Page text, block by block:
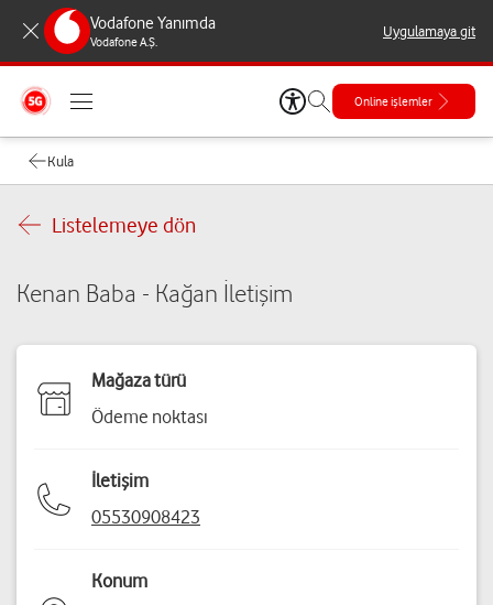
Vodafone Yanımda
Vodafone A.Ş.
Uygulamaya git
Online işlemler
Kula
Listelemeye dön
Kenan Baba - Kağan İletişim
Mağaza türü
Ödeme noktası
İletişim
05530908423
Konum